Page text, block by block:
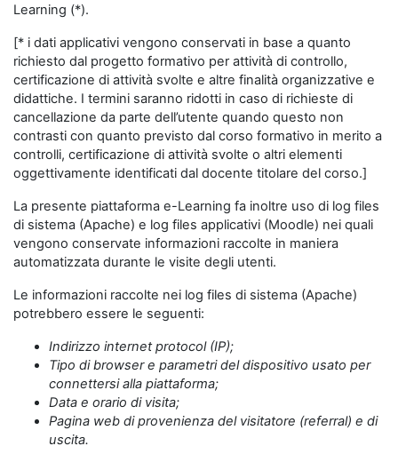
Learning (*).
[* i dati applicativi vengono conservati in base a quanto
richiesto dal progetto formativo per attività di controllo,
certificazione di attività svolte e altre finalità organizzative e
didattiche. I termini saranno ridotti in caso di richieste di
cancellazione da parte dell’utente quando questo non
contrasti con quanto previsto dal corso formativo in merito a
controlli, certificazione di attività svolte o altri elementi
oggettivamente identificati dal docente titolare del corso.]
La presente piattaforma e-Learning fa inoltre uso di log files
di sistema (Apache) e log files applicativi (Moodle) nei quali
vengono conservate informazioni raccolte in maniera
automatizzata durante le visite degli utenti.
Le informazioni raccolte nei log files di sistema (Apache)
potrebbero essere le seguenti:
Indirizzo internet protocol (IP);
Tipo di browser e parametri del dispositivo usato per
connettersi alla piattaforma;
Data e orario di visita;
Pagina web di provenienza del visitatore (referral) e di
uscita.